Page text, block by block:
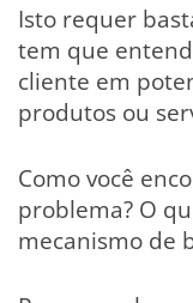
Isto requer
tem que
cliente em
produtos ou
Como você
problema? O
mecanismo de